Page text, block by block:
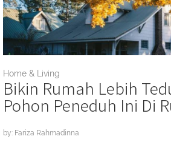
Home & Living
Bikin Rumah Lebih
Pohon Peneduh Ini Di
by: Fariza Rahmadinna